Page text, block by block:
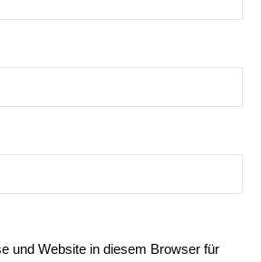
und Website in diesem Browser für